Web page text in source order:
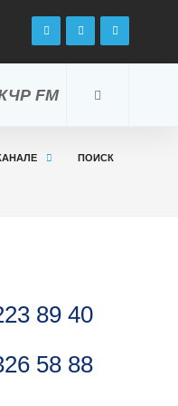
FM
ПОИСК
89 40
58 88